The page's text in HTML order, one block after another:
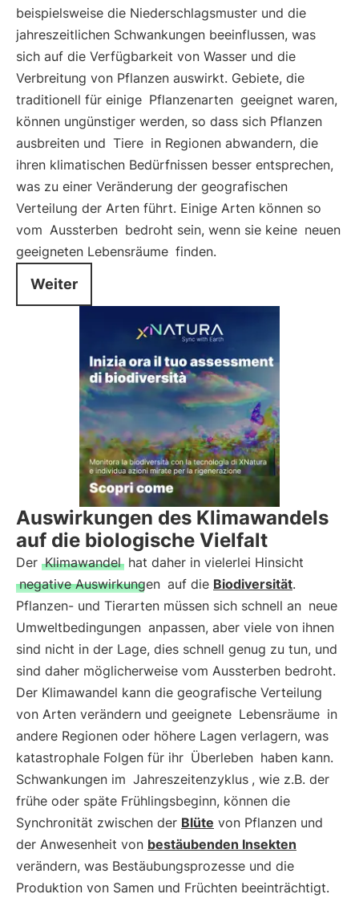
beispielsweise die Niederschlagsmuster und die
jahreszeitlichen Schwankungen beeinflussen, was
sich auf die Verfügbarkeit von Wasser und die
Verbreitung von Pflanzen auswirkt. Gebiete, die
traditionell für einige Pflanzenarten geeignet waren,
können ungünstiger werden, so dass sich Pflanzen
ausbreiten und Tiere in Regionen abwandern, die
ihren klimatischen Bedürfnissen besser entsprechen,
was zu einer Veränderung der geografischen
Verteilung der Arten führt. Einige Arten können so
vom Aussterben bedroht sein, wenn sie keine neuen
geeigneten Lebensräume finden.
Weiter
Auswirkungen des Klimawandels
auf die biologische Vielfalt
Der Klimawandel hat daher in vielerlei Hinsicht
negative Auswirkungen auf die Biodiversität.
Pflanzen- und Tierarten müssen sich schnell an neue
Umweltbedingungen anpassen, aber viele von ihnen
sind nicht in der Lage, dies schnell genug zu tun, und
sind daher möglicherweise vom Aussterben bedroht.
Der Klimawandel kann die geografische Verteilung
von Arten verändern und geeignete Lebensräume in
andere Regionen oder höhere Lagen verlagern, was
katastrophale Folgen für ihr Überleben haben kann.
Schwankungen im Jahreszeitenzyklus , wie z.B. der
frühe oder späte Frühlingsbeginn, können die
Synchronität zwischen der Blüte von Pflanzen und
der Anwesenheit von bestäubenden Insekten
verändern, was Bestäubungsprozesse und die
Produktion von Samen und Früchten beeinträchtigt.